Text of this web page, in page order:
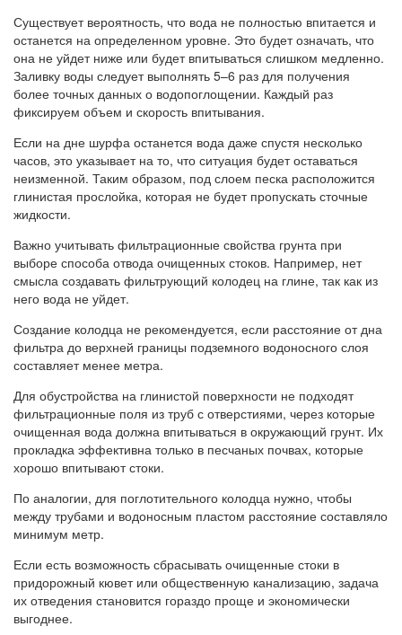
Существует вероятность, что вода не полностью впитается и
останется на определенном уровне. Это будет означать, что
она не уйдет ниже или будет впитываться слишком медленно.
Заливку воды следует выполнять 5–6 раз для получения
более точных данных о водопоглощении. Каждый раз
фиксируем объем и скорость впитывания.
Если на дне шурфа останется вода даже спустя несколько
часов, это указывает на то, что ситуация будет оставаться
неизменной. Таким образом, под слоем песка расположится
глинистая прослойка, которая не будет пропускать сточные
жидкости.
Важно учитывать фильтрационные свойства грунта при
выборе способа отвода очищенных стоков. Например, нет
смысла создавать фильтрующий колодец на глине, так как из
него вода не уйдет.
Создание колодца не рекомендуется, если расстояние от дна
фильтра до верхней границы подземного водоносного слоя
составляет менее метра.
Для обустройства на глинистой поверхности не подходят
фильтрационные поля из труб с отверстиями, через которые
очищенная вода должна впитываться в окружающий грунт. Их
прокладка эффективна только в песчаных почвах, которые
хорошо впитывают стоки.
По аналогии, для поглотительного колодца нужно, чтобы
между трубами и водоносным пластом расстояние составляло
минимум метр.
Если есть возможность сбрасывать очищенные стоки в
придорожный кювет или общественную канализацию, задача
их отведения становится гораздо проще и экономически
выгоднее.